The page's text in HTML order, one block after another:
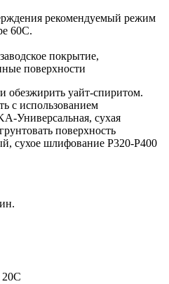
рекомендуемый режим
60С.
покрытие,
поверхности
обезжирить уайт-спиритом.
с использованием
Универсальная, сухая
поверхность
сухое шлифование Р320-Р400
20С